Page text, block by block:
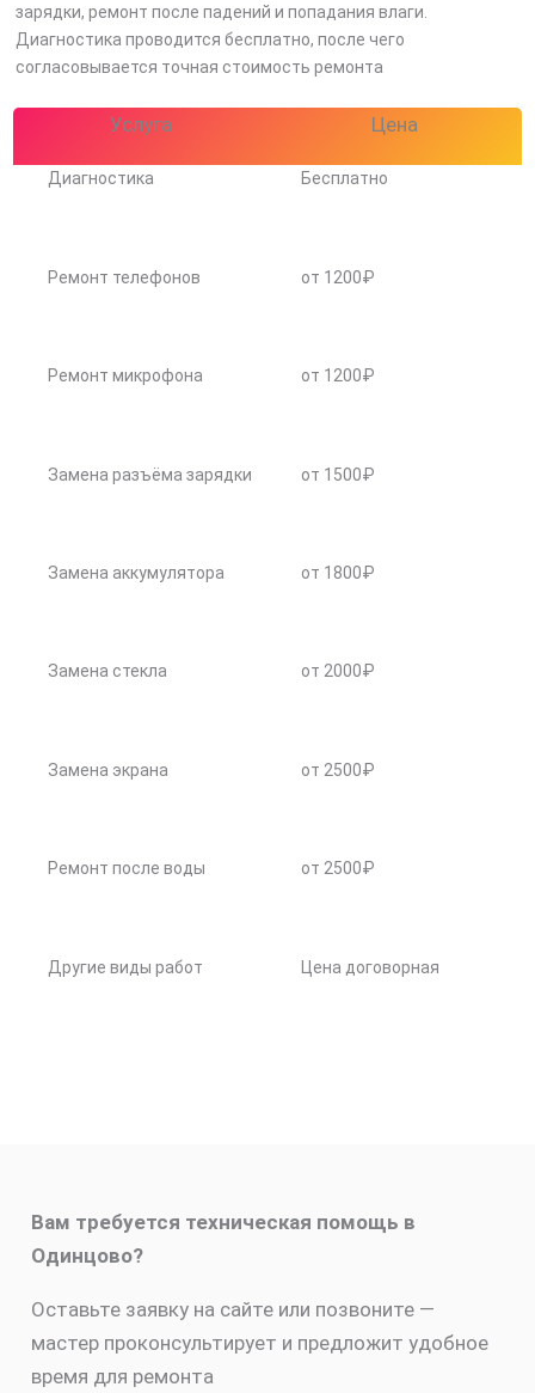
зарядки, ремонт после падений и попадания влаги.
Диагностика проводится бесплатно, после чего
согласовывается точная стоимость ремонта
Услуга Цена
Диагностика Бесплатно
Ремонт телефонов от 1200₽
Ремонт микрофона от 1200₽
Замена разъёма зарядки от 1500₽
Замена аккумулятора от 1800₽
Замена стекла от 2000₽
Замена экрана от 2500₽
Ремонт после воды от 2500₽
Другие виды работ Цена договорная
Вам требуется техническая помощь в
Одинцово?
Оставьте заявку на сайте или позвоните —
мастер проконсультирует и предложит удобное
время для ремонта